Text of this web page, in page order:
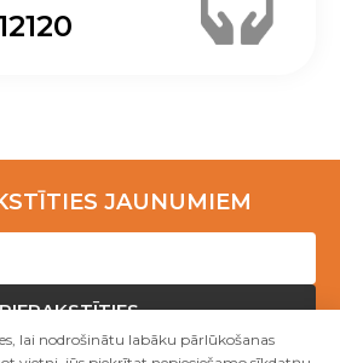
JAUNUMIEM
PIERAKSTĪTIES
lai nodrošinātu labāku pārlūkošanas